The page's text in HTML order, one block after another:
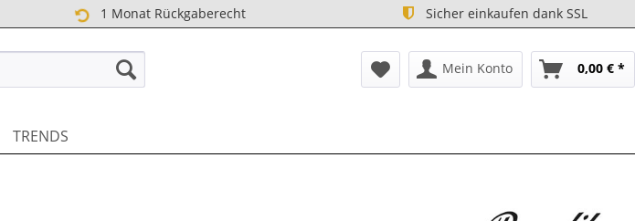
1 Monat Rückgaberecht Sicher einkaufen dank SSL
Mein Konto 0,00 € *
TRENDS